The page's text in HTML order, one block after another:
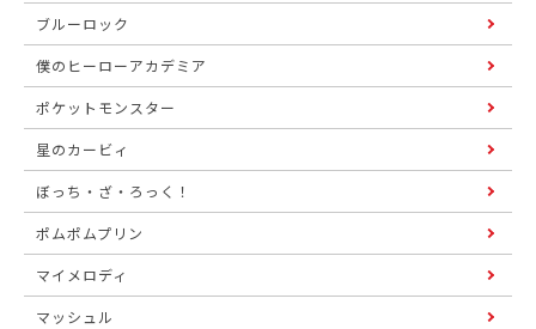
ブルーロック
僕のヒーローアカデミア
ポケットモンスター
星のカービィ
ぼっち・ざ・ろっく！
ポムポムプリン
マイメロディ
マッシュル